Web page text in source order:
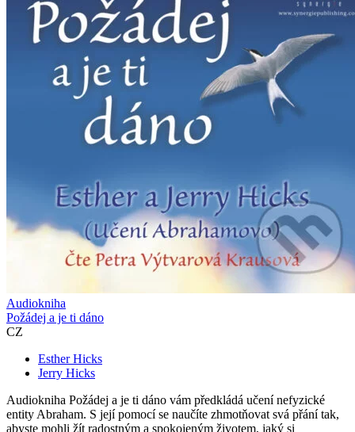
Audiokniha
Požádej a je ti dáno
CZ
Esther Hicks
Jerry Hicks
Audiokniha Požádej a je ti dáno vám předkládá učení nefyzické
entity Abraham. S její pomocí se naučíte zhmotňovat svá přání tak,
abyste mohli žít radostným a spokojeným životem, jaký si